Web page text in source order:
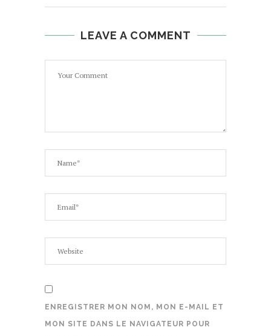
LEAVE A COMMENT
ENREGISTRER MON NOM, MON E-MAIL ET
MON SITE DANS LE NAVIGATEUR POUR